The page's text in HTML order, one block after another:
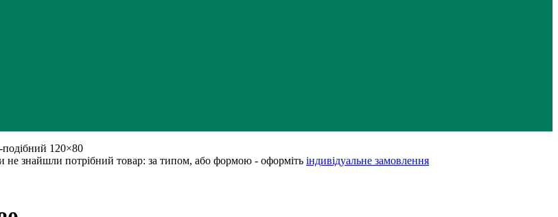
120×80
знайшли потрібний товар: за типом, або формою - оформіть індивідуальне замовлення